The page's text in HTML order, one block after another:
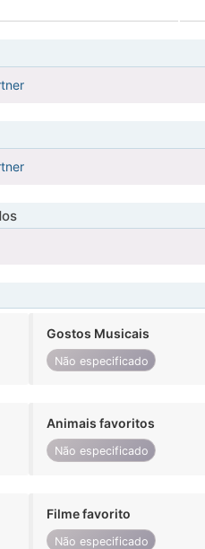
Gostos Musicais
Não especificado
Animais favoritos
Não especificado
Filme favorito
Não especificado